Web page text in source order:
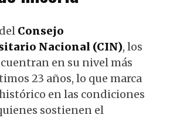
Consejo
Nacional (CIN), los
en su nivel más
23 años, lo que marca
en las condiciones
sostienen el